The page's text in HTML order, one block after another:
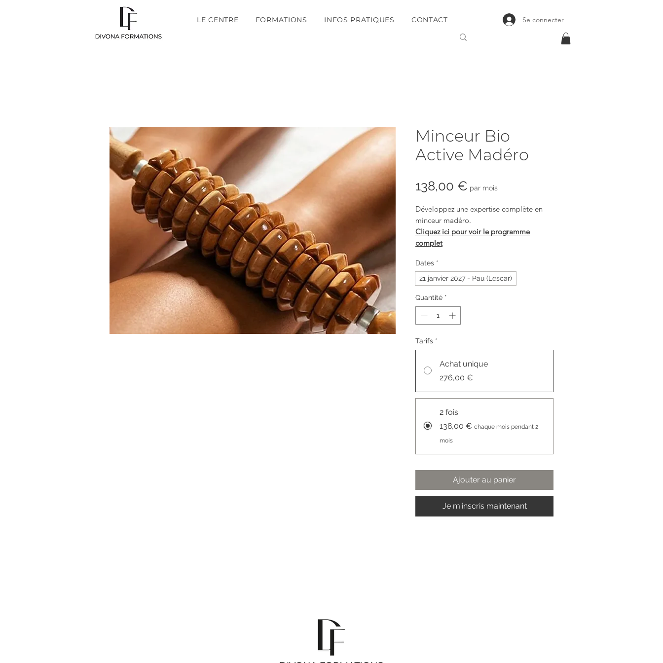
LE CENTRE FORMATIONS INFOS PRATIQUES CONTACT Se connecter
Minceur Bio
Active Madéro
138,00 € Prix
par mois
Développez une expertise complète en
minceur madéro.
Cliquez ici pour voir le programme
complet
Dates *
21 janvier 2027 - Pau (Lescar)
Quantité *
Tarifs *
Achat unique
276,00 €
2 fois
138,00 € chaque mois pendant 2
mois
Ajouter au panier
Je m'inscris maintenant